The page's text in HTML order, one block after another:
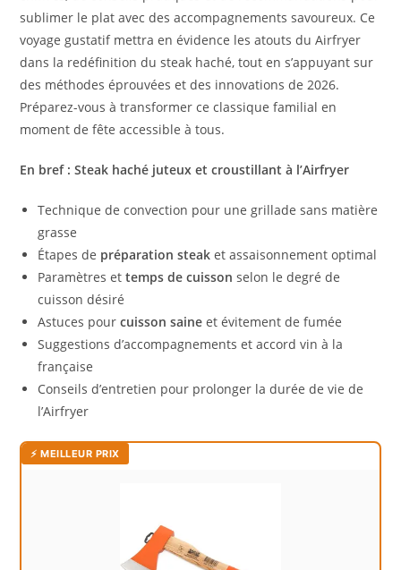
sublimer le plat avec des accompagnements savoureux. Ce
voyage gustatif mettra en évidence les atouts du Airfryer
dans la redéfinition du steak haché, tout en s’appuyant sur
des méthodes éprouvées et des innovations de 2026.
Préparez-vous à transformer ce classique familial en
moment de fête accessible à tous.
En bref : Steak haché juteux et croustillant à l’Airfryer
Technique de convection pour une grillade sans matière
grasse
Étapes de préparation steak et assaisonnement optimal
Paramètres ettemps de cuisson selon le degré de
cuisson désiré
Astuces pourcuisson saine et évitement de fumée
Suggestions d’accompagnements et accord vin à la
française
Conseils d’entretien pour prolonger la durée de vie de
l’Airfryer
⚡ MEILLEUR PRIX